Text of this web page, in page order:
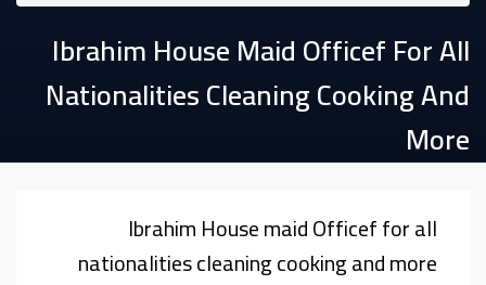
Ibrahim House Maid Officef For All
Nationalities Cleaning Cooking And
More
Ibrahim House maid Officef for all
nationalities cleaning cooking and more